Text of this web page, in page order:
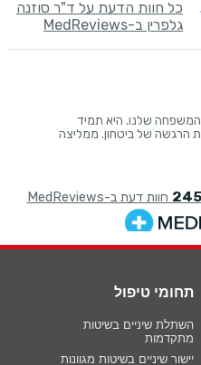
תחומי טיפול
השתלת שיניים בשיטות
מתקדמות
יישור שיניים בשיטות מגוונות